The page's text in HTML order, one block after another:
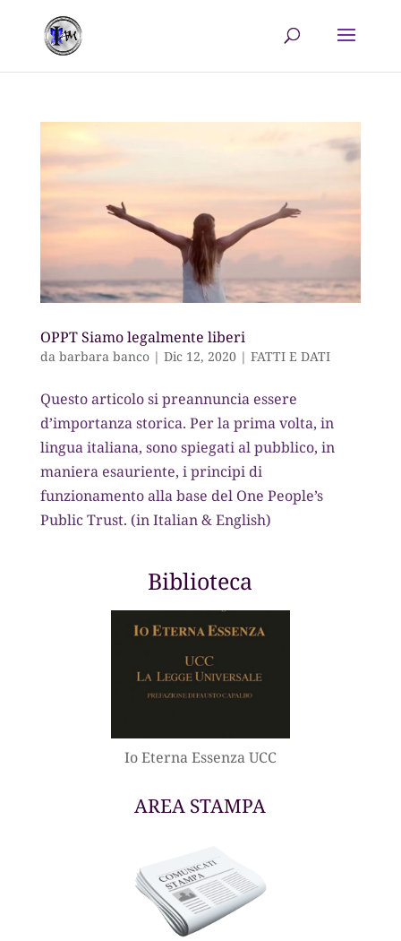
OPPT Siamo legalmente liberi
da barbara banco| Dic 12, 2020| FATTI E DATI
Questo articolo si preannuncia essere
d’importanza storica. Per la prima volta, in
lingua italiana, sono spiegati al pubblico, in
maniera esauriente, i principi di
funzionamento alla base del One People’s
Public Trust. (in Italian & English)
Biblioteca
Io Eterna Essenza UCC
AREA STAMPA